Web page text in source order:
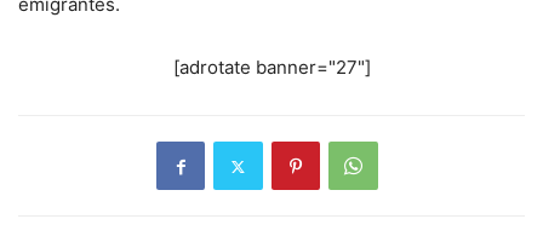
[adrotate banner="27"]